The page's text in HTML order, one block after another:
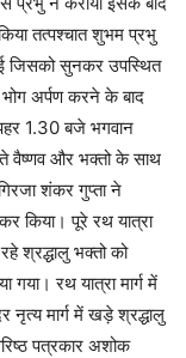
तत्पश्चात शुभम प्रभु
जिसको सुनकर उपस्थित
भोग अर्पण करने के बाद
1.30 बजे भगवान
वैष्णव और भक्तो के साथ
शंकर गुप्ता ने
किया। पूरे रथ यात्रा
श्रद्धालु भक्तो को
गया। रथ यात्रा मार्ग में
नृत्य मार्ग में खड़े श्रद्धालु
पत्रकार अशोक